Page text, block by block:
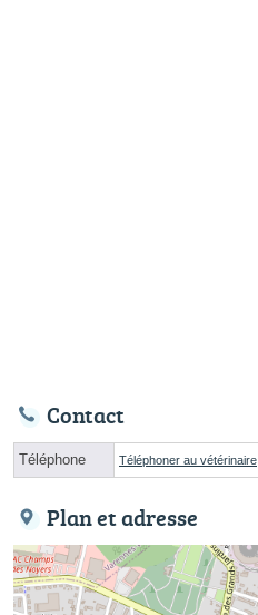
Contact
Téléphone Téléphoner au vétérinaire
Plan et adresse